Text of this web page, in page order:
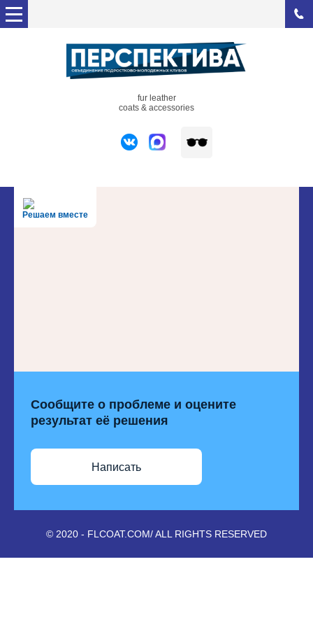
fur leather
coats & accessories
Решаем вместе
Сообщите о проблеме и оцените
результат её решения
Написать
© 2020 - FLCOAT.COM/ ALL RIGHTS RESERVED